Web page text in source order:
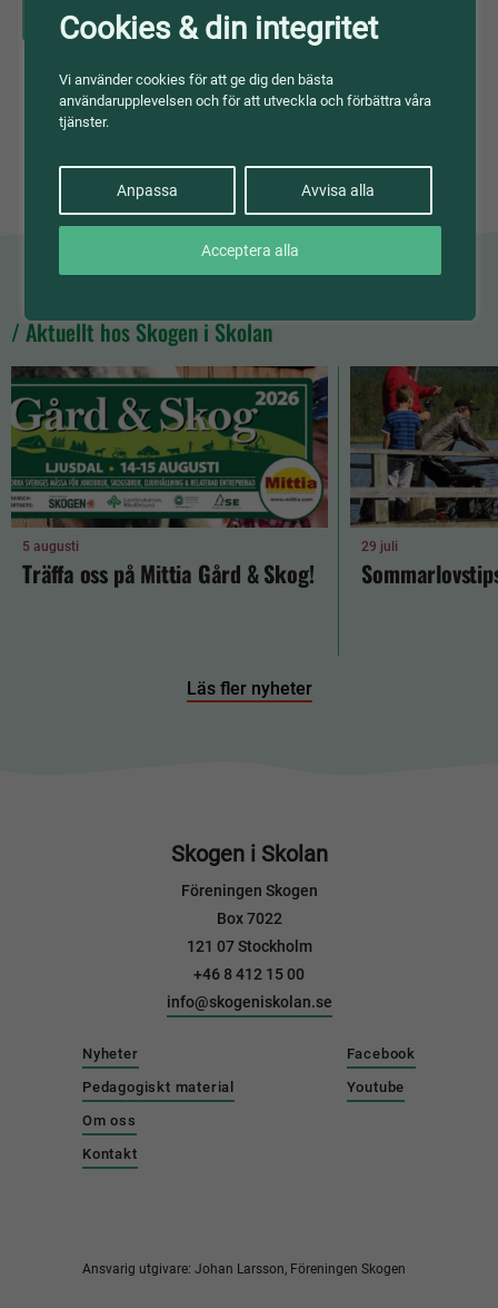
Cookies & din integritet
Vi använder cookies för att ge dig den bästa
användarupplevelsen och för att utveckla och förbättra våra
tjänster.
Anpassa Avvisa alla
Acceptera alla
Västernorrland
/ Aktuellt hos Skogen i Skolan
5 augusti
Träffa oss på Mittia Gård & Skog!
29 juli
Läs fler nyheter
Skogen i Skolan
Föreningen Skogen
Box 7022
121 07 Stockholm
+46 8 412 15 00
info@skogeniskolan.se
Nyheter
Pedagogiskt material
Om oss
Kontakt
Facebook
Youtube
Ansvarig utgivare: Johan Larsson, Föreningen Skogen